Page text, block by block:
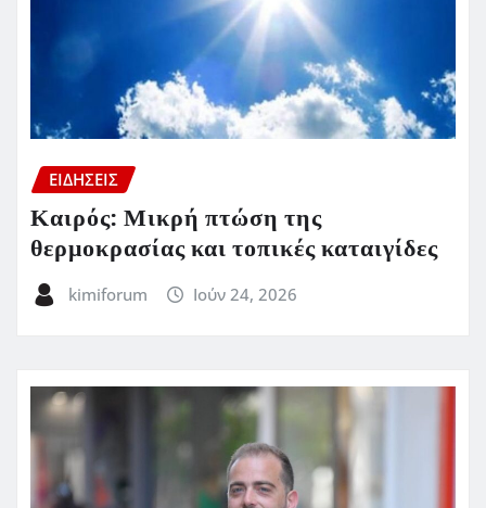
ΕΙΔΗΣΕΙΣ
Καιρός: Μικρή πτώση της
θερμοκρασίας και τοπικές καταιγίδες
kimiforum Ιούν 24, 2026